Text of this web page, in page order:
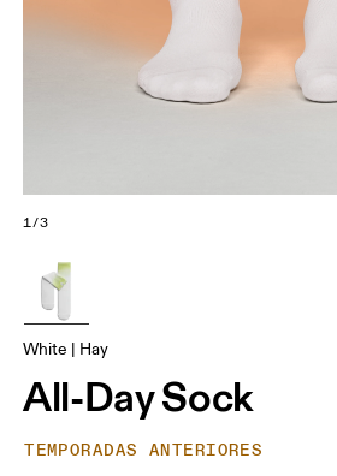
1/3
White | Hay
All-Day Sock
TEMPORADAS ANTERIORES